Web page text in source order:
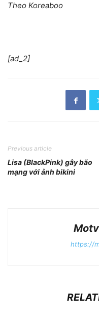
Theo Koreaboo
[ad_2]
Previous article
Lisa (BlackPink) gây bão
mạng với ảnh bikini
https://